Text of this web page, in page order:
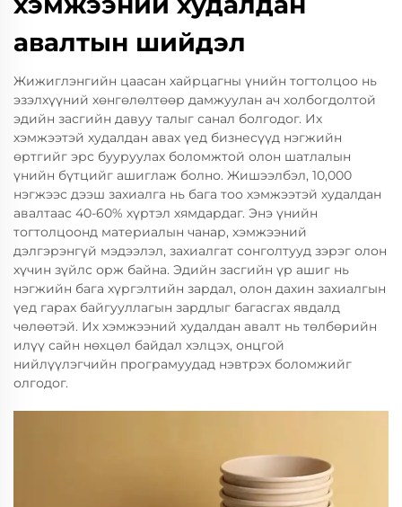
авалтын шийдэл
Жижиглэнгийн цаасан хайрцагны үнийн тогтолцоо нь
эзэлхүүний хөнгөлөлтөөр дамжуулан ач холбогдолтой
эдийн засгийн давуу талыг санал болгодог. Их
хэмжээтэй худалдан авах үед бизнесүүд нэгжийн
өртгийг эрс бууруулах боломжтой олон шатлалын
үнийн бүтцийг ашиглаж болно. Жишээлбэл, 10,000
нэгжээс дээш захиалга нь бага тоо хэмжээтэй худалдан
авалтаас 40-60% хүртэл хямдардаг. Энэ үнийн
тогтолцоонд материалын чанар, хэмжээний
дэлгэрэнгүй мэдээлэл, захиалгат сонголтууд зэрэг олон
хүчин зүйлс орж байна. Эдийн засгийн үр ашиг нь
нэгжийн бага хүргэлтийн зардал, олон дахин захиалгын
үед гарах байгууллагын зардлыг багасгах явдалд
чөлөөтэй. Их хэмжээний худалдан авалт нь төлбөрийн
илүү сайн нөхцөл байдал хэлцэх, онцгой
нийлүүлэгчийн програмуудад нэвтрэх боломжийг
олгодог.